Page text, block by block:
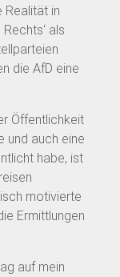
Realität in
als
die AfD eine
Öffentlichkeit
und auch eine
habe, ist
motivierte
Ermittlungen
auf mein